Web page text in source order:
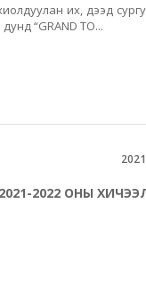
их, дээд
“GRAND TO...
2022 ОНЫ